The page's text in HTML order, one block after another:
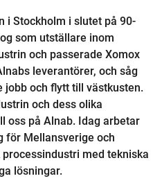
i Stockholm i slutet på 90-
som utställare inom
och passerade Xomox
leverantörer, och såg
jobb och flytt till västkusten.
och dess olika
oss på Alnab. Idag arbetar
för Mellansverige och
med tekniska
lösningar.